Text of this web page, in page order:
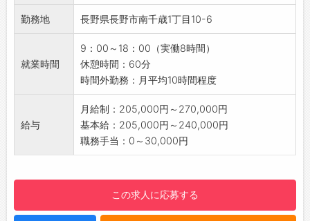
・人生の転機をサポートできます。
・さまざまな業界・職種に触れ、幅広い知識が
・実務を通して、労務や雇用に関する知識が身
につきます。
【やりがい】
求職者が新しい職場に定着した際には、スタッ
フと企業の双方から感謝される瞬間がありま
す。
【研修制度】
入社後はOJT形式で業務に取り組みながら仕事
を習得していただきます。
勤務地 長野県長野市南千歳1丁目10-6
就業時間
9：00～18：00（実働8時間）
休憩時間：60分
時間外勤務：月平均10時間程度
給与
月給制：205,000円～270,000円
基本給：205,000円～240,000円
職務手当：0～30,000円
この求人に応募する